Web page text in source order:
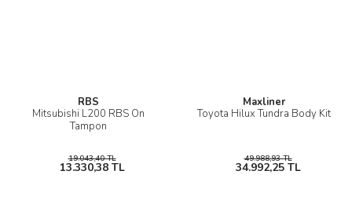
RBS
Mitsubishi L200 RBS Ön
Tampon
19.043,40 TL
13.330,38 TL
Maxliner
Toyota Hilux Tundra Body Kit
49.988,93 TL
34.992,25 TL